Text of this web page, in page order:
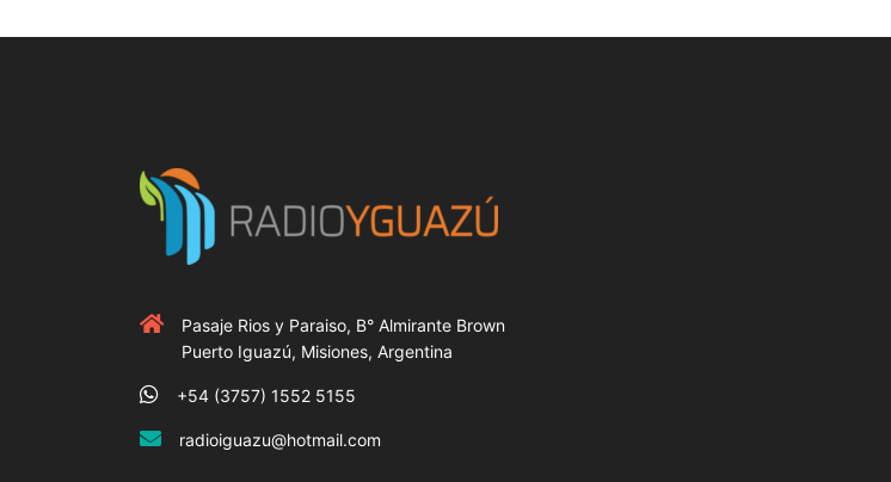
Pasaje Rios y Paraiso, B° Almirante Brown
Puerto Iguazú, Misiones, Argentina
+54 (3757) 1552 5155
radioiguazu@hotmail.com